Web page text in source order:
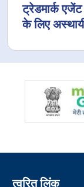
ट्रेडमार्क
के लिए
त्वरित लिंक